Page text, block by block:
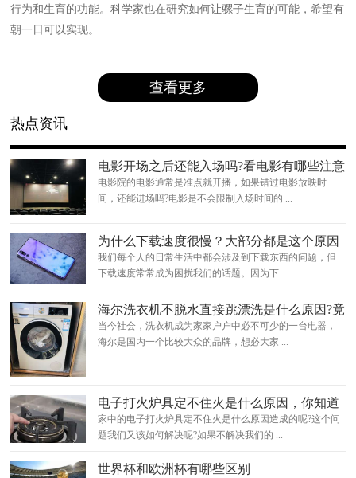
行为和生育的功能。科学家也在研究如何让骡子生育的可能，希望有
朝一日可以实现。
查看更多
热点资讯
电影开场之后还能入场吗?看电影有哪些注意
事项?
电影院的电影通常是准点就开播，如果错过电影放映时
间，还能进场吗?电影是不会限制入场时间的 ...
为什么下载速度很慢？大部分都是这个原因
我们每个人的日常生活中都会涉及到下载东西的问题，但
下载速度常常成为困扰我们的话题。因为下 ...
海尔洗衣机不脱水直接跳漂洗是什么原因?竟
然是这样
当今社会，洗衣机成为家家户户中必不可少的一台电器，
海尔是国内一个比较大众的品牌，想必大家 ...
电子打火炉具定不住火是什么原因，你知道
怎么处理吗？
家中的电子打火炉具定不住火是什么原因造成的呢?这个问
题我们又该如何解决呢?如果不解决我们的 ...
世界杯和欧洲杯有哪些区别